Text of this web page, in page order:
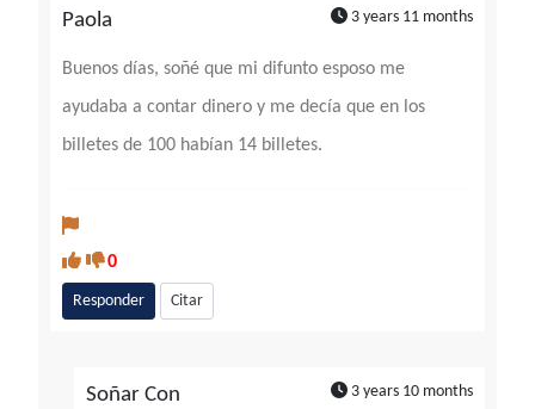
Paola 3 years 11 months
Buenos días, soñé que mi difunto esposo me
ayudaba a contar dinero y me decía que en los
billetes de 100 habían 14 billetes.
0
Responder Citar
Soñar Con 3 years 10 months